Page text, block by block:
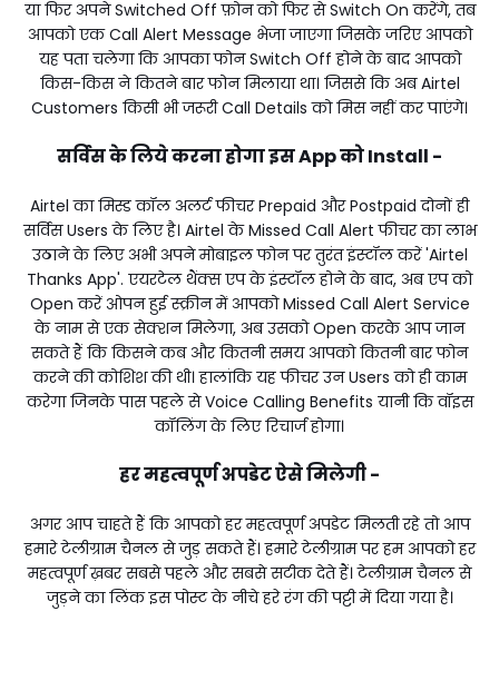
या फिर अपने Switched Off फ़ोन को फिर से Switch On करेंगे, तब
आपको एक Call Alert Message भेजा जाएगा जिसके जरिए आपको
यह पता चलेगा कि आपका फोन Switch Off होने के बाद आपको
किस-किस ने कितने बार फोन मिलाया था। जिससे कि अब Airtel
Customers किसी भी जरूरी Call Details को मिस नहीं कर पाएंगे।
सर्विस के लिये करना होगा इस App को Install -
Airtel का मिस्ड कॉल अलर्ट फीचर Prepaid और Postpaid दोनों ही
सर्विस Users के लिए है। Airtel के Missed Call Alert फीचर का लाभ
उठाने के लिए अभी अपने मोबाइल फोन पर तुरंत इंस्टॉल करें 'Airtel
Thanks App'. एयरटेल थैंक्स एप के इंस्टॉल होने के बाद, अब एप को
Open करें ओपन हुई स्क्रीन में आपको Missed Call Alert Service
के नाम से एक सेक्शन मिलेगा, अब उसको Open करके आप जान
सकते हैं कि किसने कब और कितनी समय आपको कितनी बार फोन
करने की कोशिश की थी। हालांकि यह फीचर उन Users को ही काम
करेगा जिनके पास पहले से Voice Calling Benefits यानी कि वॉइस
कॉलिंग के लिए रिचार्ज होगा।
हर महत्वपूर्ण अपडेट ऐसे मिलेगी -
अगर आप चाहते हैं कि आपको हर महत्वपूर्ण अपडेट मिलती रहे तो आप
हमारे टेलीग्राम चैनल से जुड़ सकते हैं। हमारे टेलीग्राम पर हम आपको हर
महत्वपूर्ण ख़बर सबसे पहले और सबसे सटीक देते हैं। टेलीग्राम चैनल से
जुड़ने का लिंक इस पोस्ट के नीचे हरे रंग की पट्टी में दिया गया है।